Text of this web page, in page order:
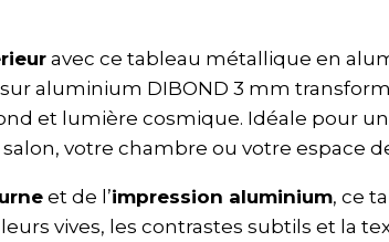
avec ce tableau métallique en
aluminium DIBOND 3 mm
et lumière cosmique. Idéale pour
votre chambre ou votre espace
et de l’impression aluminium, ce
vives, les contrastes subtils et la